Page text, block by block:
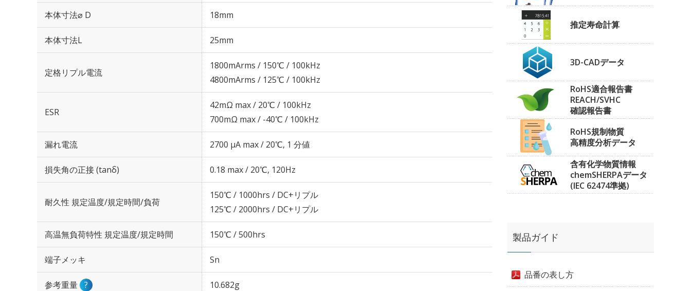
本体寸法⌀ D 18mm
本体寸法L 25mm
定格リプル電流
1800mArms / 150℃ / 100kHz
4800mArms / 125℃ / 100kHz
ESR
42mΩ max / 20℃ / 100kHz
700mΩ max / -40℃ / 100kHz
漏れ電流 2700 μA max / 20℃, 1 分値
損失角の正接 (tanδ) 0.18 max / 20℃, 120Hz
耐久性 規定温度/規定時間/負荷
150℃ / 1000hrs / DC+リプル
125℃ / 2000hrs / DC+リプル
高温無負荷特性 規定温度/規定時間 150℃ / 500hrs
端子メッキ Sn
参考重量 ? 10.682g
推定寿命計算
3D-CADデータ
RoHS適合報告書
REACH/SVHC
確認報告書
RoHS規制物質
高精度分析データ
含有化学物質情報
chemSHERPAデータ
(IEC 62474準拠)
製品ガイド
品番の表し方